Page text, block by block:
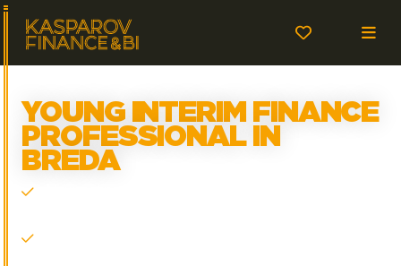
YOUNG INTERIM FINANCE
PROFESSIONAL IN
BREDA